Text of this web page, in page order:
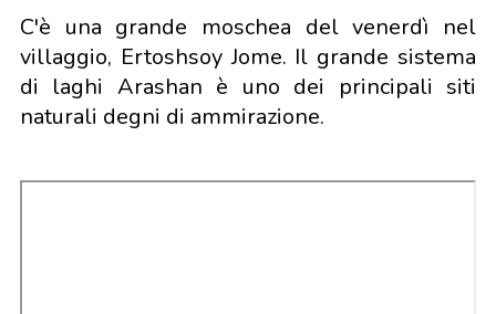
C'è una grande moschea del venerdì nel
villaggio, Ertoshsoy Jome. Il grande sistema
di laghi Arashan è uno dei principali siti
naturali degni di ammirazione.